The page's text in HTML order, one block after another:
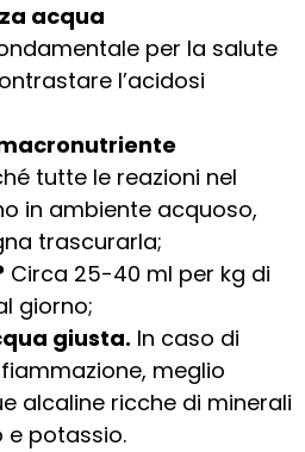
acqua
per la salute
l’acidosi
tutte le reazioni nel
in ambiente acquoso,
trascurarla;
Circa 25-40 ml per kg di
giorno;
giusta. In caso di
meglio
alcaline ricche di minerali
e potassio.